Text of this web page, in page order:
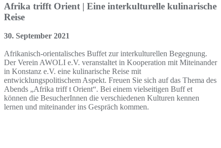
Afrika trifft Orient | Eine interkulturelle kulinarische
Reise
30. September 2021
Afrikanisch-orientalisches Buffet zur interkulturellen Begegnung.
Der Verein AWOLI e.V. veranstaltet in Kooperation mit Miteinander
in Konstanz e.V. eine kulinarische Reise mit
entwicklungspolitischem Aspekt. Freuen Sie sich auf das Thema des
Abends „Afrika triff t Orient“. Bei einem vielseitigen Buff et
können die BesucherInnen die verschiedenen Kulturen kennen
lernen und miteinander ins Gespräch kommen.